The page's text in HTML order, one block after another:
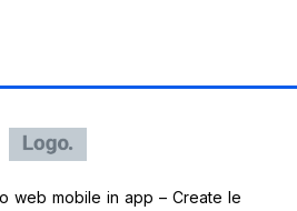
web mobile in app – Create le